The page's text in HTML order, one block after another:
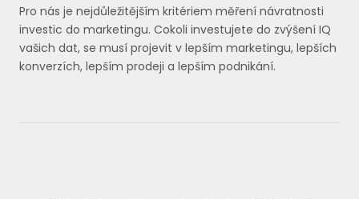
Pro nás je nejdůležitějším kritériem měření návratnosti
investic do marketingu. Cokoli investujete do zvýšení IQ
vašich dat, se musí projevit v lepším marketingu, lepších
konverzích, lepším prodeji a lepším podnikání.